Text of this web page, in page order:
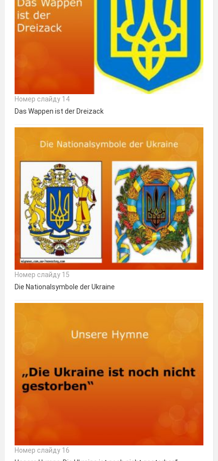
Номер слайду 14
Das Wappen ist der Dreizack
Номер слайду 15
Die Nationalsymbole der Ukraine
Номер слайду 16